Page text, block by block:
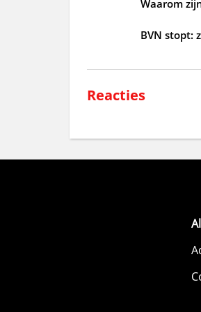
Waarom
BVN stopt:
Reacties